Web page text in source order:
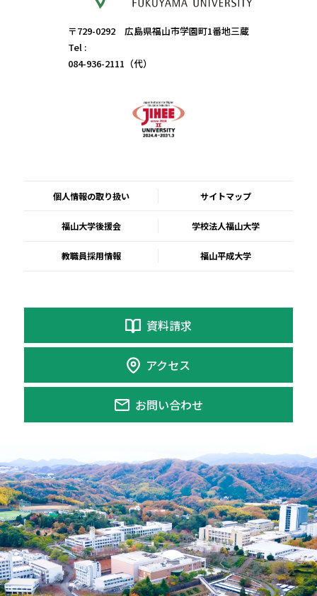
〒729-0292 広島県福山市学園町1番地三蔵
Tel :
084-936-2111（代）
個人情報の取り扱い サイトマップ
福山大学後援会 学校法人福山大学
教職員採用情報 福山平成大学
資料請求
アクセス
お問い合わせ